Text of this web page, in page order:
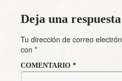
Deja una respuesta
Tu dirección de correo
con *
COMENTARIO *